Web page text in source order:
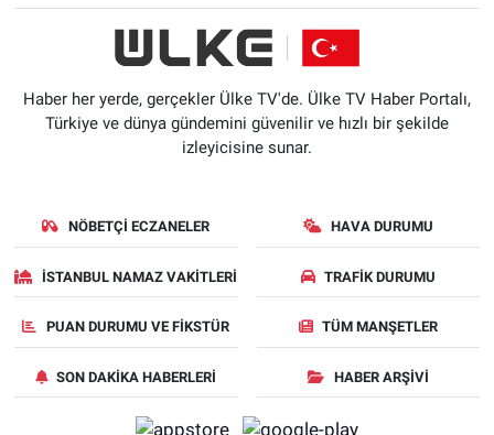
Haber her yerde, gerçekler Ülke TV'de. Ülke TV Haber Portalı,
Türkiye ve dünya gündemini güvenilir ve hızlı bir şekilde
izleyicisine sunar.
NÖBETÇI ECZANELER HAVA DURUMU
İSTANBUL NAMAZ VAKITLERI TRAFIK DURUMU
PUAN DURUMU VE FIKSTÜR TÜM MANŞETLER
SON DAKIKA HABERLERI HABER ARŞIVI